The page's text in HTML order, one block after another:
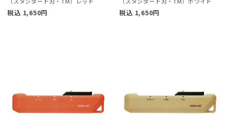
税込 1,650円 税込 1,650円